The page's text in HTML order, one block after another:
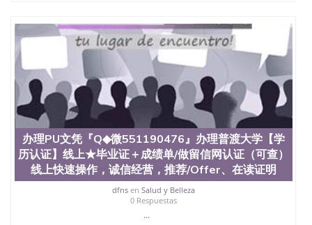
茅的毕业薪资，浓厚的多元化学术氛围，杰出的本科
教育质量，被《福克斯》杂志评选为全美50强公立综
合性大学，每年有来自世界各地的成百上千的海外学
生前往求学。 至今，这是一所在世界上享有学术地
位、声誉、实习机会和影响力的高等教育机构，并获
誉为美国本科教育质量的核心代表。其计算机系与会
计系更是在当今美国大学教学排名中表现优异。其毕
业生大多可以在其所处地域的世界硅谷中心得到工作
机会。许多硅谷公司甚至在学生大三和大四的学期提
供许多相应科系的实习机会。无论是加州大学系统
(UC)，还是加州州立大学系统(CSU), 圣何塞州立大学
都占据着加州所有大学中的地理位置。 圣何塞州立大
学座落于硅谷(Silicon Valley), 于附近的旧金山-圣何塞
地区为全美的重要科技中心。约有学生三万人，超过
134种学士学科和65个硕士学科，并有来自世界60余
办理PU文凭『Q◆微551190476』办理普渡大学【学
历认证】线上★毕业证＋成绩单/做留信网认证（可查）
线上快速操作，诚信经营，推荐/Offer、在读证明
dfnsen Salud y Belleza
0 Respuestas
...